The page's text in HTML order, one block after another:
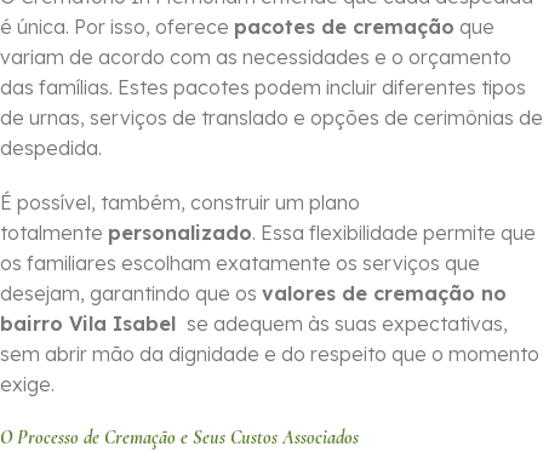
é única. Por isso, oferece pacotes de cremação que
variam de acordo com as necessidades e o orçamento
das famílias. Estes pacotes podem incluir diferentes tipos
de urnas, serviços de translado e opções de cerimônias de
despedida.
É possível, também, construir um plano
totalmente personalizado. Essa flexibilidade permite que
os familiares escolham exatamente os serviços que
desejam, garantindo que os valores de cremação no
bairro Vila Isabel se adequem às suas expectativas,
sem abrir mão da dignidade e do respeito que o momento
exige.
O Processo de Cremação e Seus Custos Associados